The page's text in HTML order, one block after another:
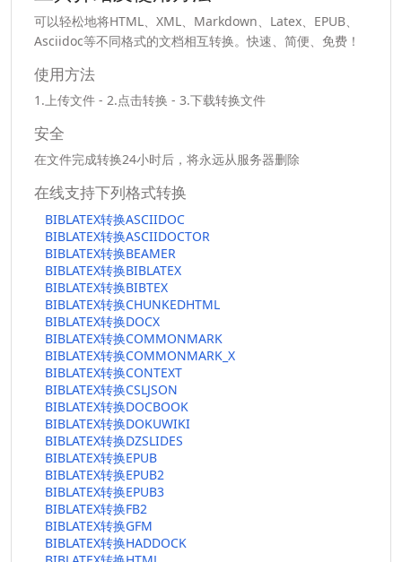
可以轻松地将HTML、XML、Markdown、Latex、EPUB、
Asciidoc等不同格式的文档相互转换。快速、简便、免费！
使用方法
1.上传文件 - 2.点击转换 - 3.下载转换文件
安全
在文件完成转换24小时后，将永远从服务器删除
在线支持下列格式转换
BIBLATEX转换ASCIIDOC
BIBLATEX转换ASCIIDOCTOR
BIBLATEX转换BEAMER
BIBLATEX转换BIBLATEX
BIBLATEX转换BIBTEX
BIBLATEX转换CHUNKEDHTML
BIBLATEX转换DOCX
BIBLATEX转换COMMONMARK
BIBLATEX转换COMMONMARK_X
BIBLATEX转换CONTEXT
BIBLATEX转换CSLJSON
BIBLATEX转换DOCBOOK
BIBLATEX转换DOKUWIKI
BIBLATEX转换DZSLIDES
BIBLATEX转换EPUB
BIBLATEX转换EPUB2
BIBLATEX转换EPUB3
BIBLATEX转换FB2
BIBLATEX转换GFM
BIBLATEX转换HADDOCK